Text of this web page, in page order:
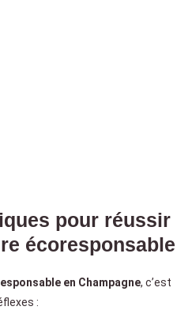
pour réussir
écoresponsable
en Champagne, c’est
: